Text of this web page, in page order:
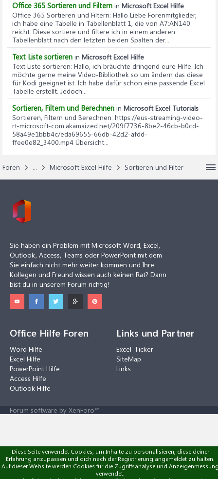
Office 365 Sortieren und Filtern in Microsoft Excel Hilfe
Office 365 Sortieren und Filtern: Hallo Liebe Forenmitglieder,
ich habe eine Tabelle in Tabellenblatt 1, die von A7:AN140
reicht. Diese sortiere und filtere ich in einem anderen
Tabellenblatt nach den letzten beiden Spalten der...
Text Liste sortieren in Microsoft Excel Hilfe
Text Liste sortieren: Hallo, ich bräuchte dringend eure Hilfe. Ich
möchte gerne meine Video-Bibliothek so um ändern das diese
für Kodi geeignet ist. Ich habe dafür schon eine passende Excel
Tabelle erstellt. Jedoch...
Sortieren, Filtern und Berechnen in Microsoft Excel Tutorials
Sortieren, Filtern und Berechnen: https://eus-streaming-video-
rt-microsoft-com.akamaized.net/209f7736-8be2-46cb-b0cd-
58a49e1bbb4c/eda69655-66db-42d2-afdd-
ffee0e82_3400.mp4 Übersicht...
Foren ... Microsoft Excel Hilfe Sortieren und Filter
Sie haben ein Problem mit Microsoft Word, Excel,
Outlook, Access, Teams oder PowerPoint mit dem
Sie einfach nicht mehr weiter kommen und Ihre
Kollegen und Freund wissen auch keinen Rat? Dann
bist du in unserem Forum richtig!
Office Hilfe Foren
Word Hilfe
Excel Hilfe
PowerPoint Hilfe
Access Hilfe
Outlook Hilfe
Links und Partner
Excel-Ticker
SiteMap
Links
Forum software by XenForo™
Diese Seite verwendet Cookies, um Inhalte zu personalisieren, diese deiner
Erfahrung anzupassen und dich nach der Registrierung angemeldet zu halten.
Auf dieser Website werden Cookies für die Zugriffsanalyse und
verwendet.